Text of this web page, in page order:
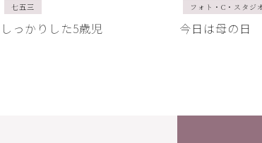
七五三
しっかりした5歳児
フォト・C・スタジ
今日は母の日